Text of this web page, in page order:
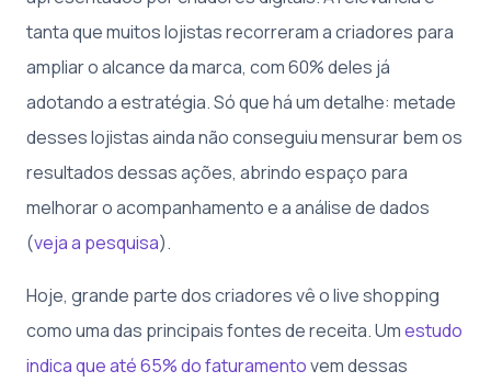
tanta que muitos lojistas recorreram a criadores para
ampliar o alcance da marca, com 60% deles já
adotando a estratégia. Só que há um detalhe: metade
desses lojistas ainda não conseguiu mensurar bem os
resultados dessas ações, abrindo espaço para
melhorar o acompanhamento e a análise de dados
(veja a pesquisa).
Hoje, grande parte dos criadores vê o live shopping
como uma das principais fontes de receita. Umestudo
indica que até 65% do faturamentovem dessas